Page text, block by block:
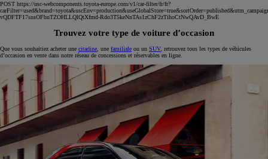
POST https://usc-webcomponents.toyota-europe.com/v1/car-filter/fr/fr?
vQDFTF17snsOFbnTZOHLLQlQtXfmd-Rdo3T5keNnTAs1zChF2zTihoCtNwQAvD_BwE
Trouvez votre type de voiture d’occasion
Que vous souhaitiez acheter une citadine , une familiale ou un SUV, retrouvez tous les types de véhicules
d’occasion en vente dans notre réseau de concessions et réservables en ligne.